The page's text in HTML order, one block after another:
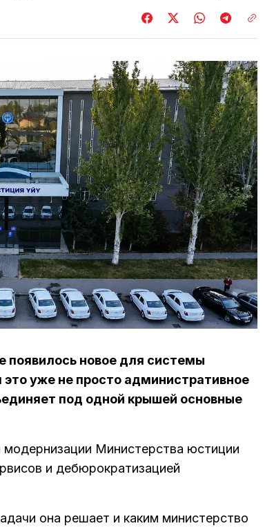
появилось новое для системы
уже не просто административное
под одной крышей основные
Министерства юстиции
и дебюрократизацией
она решает и каким министерство